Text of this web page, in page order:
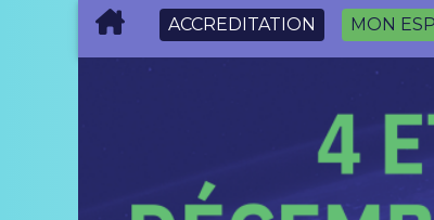
ACCREDITATION MON